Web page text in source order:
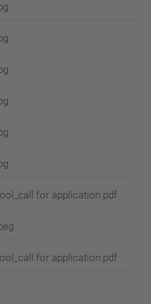
for application.pdf
for application.pdf